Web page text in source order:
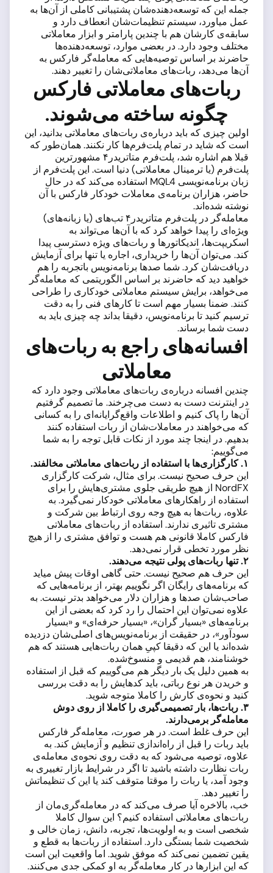
جمله این که توسعه‌‌دهنده‌شان پشتیبانی کاملی از آن‌ها به
عمل میاورد، سیستم تنظیمات‌شان انعطاف دارد و
سابقه‌ی کارشان هم با چندین پارامتر و ابزار معاملاتی
مختلف وجود دارد. در بعضی موارد، توسعه‌دهنده‌ها
حاضرند بر اساس توصیه‌هایی که معامله‌گر فارکس به
آن‌ها می‌دهد، ربات‌های معاملاتی‌شان را تغییر دهند.
ربات‌های معاملاتی فارکس
چگونه ساخته می‌شوند.
اولین چیزی که باید درباره‌ی ربات‌های معاملاتی بدانید، این
است که شاید در تمام پلت‌فرم‌ها کار نکنند. همان‌طور که
قبلا هم اشاره شد، پلت‌فرم متاتریدر۴ مشهورترین
پلت‌فرم (یا ترمینال معاملاتی) دنیا است. این پلت‌فرم از
زبان برنامه‌نویسی MQL4 استفاده می‌کند که در حال
حاضر، هزاران برنامه‌ی معاملات خودکار فارکس با آن
نوشته شده‌اند.
معامله‌گر در پلت‌فرم متاتریدر۴ تب‌های (یا زبانه‌‌های)
ویژه‌ای را پیدا خواهد کرد که با آن‌ها می‌تواند به
اسکریپت‌ها، اندیکاتورها و ربات‌های ویژه دسترسی پیدا
کند. می‌توان آن‌ها را خریداری، اجاره یا تنها برای آزمایش
دریافت‌شان کرد. شما صدها برنامه‌نویس باتجربه را هم
خواهید دید که حاضرند بر اساس الگوریتمی که معامله‌گر
می‌خواهد، برایش سیستم معاملاتی خودکاری را طراحی
کنند. ضمنا بسیار مهم است تا کارهای فنی را به دقت
ترسیم کنید تا برنامه‌نویس، دقیقا بداند چه چیزی باید به
دست شما برساند.
افسانه‌های راجع به ربات‌های
معاملاتی
چندین افسانه درباره‌ی ربات‌های معاملاتی وجود دارد که
در اینترنت دست به دست می‌چرخند. ما تصمیم گرفتیم
آن‌ها را پاک کنیم و اطلاعات واقع‌گرایانه‌ای را به کسانی
که می‌خواهند در معاملات‌شان از ربات استفاده کنند
بدهیم. در اینجا چند مورد از نکات قابل توجه را به شما
می‌گوییم:
۱. کارگزاری‌ها با استفاده از ربات‌های معاملاتی مخالفند.
این حرف صحیح نیست. برای مثال، شرکت کارگزاری
NordFX از هیچ طریقی جلوی مشتری‌هایش را برای
استفاده از راهکارهای معاملاتی خودکار نمی‌گیرد. به
علاوه، ربات‌ها به هیچ وجه روی ارتباط بین شرکت و
مشتری تاثیری ندارند. استفاده از ربات‌های معاملاتی
فارکس کاملا قانونی هم هست و توافق مشتری را از هیچ
نظر مورد تخطی قرار نمی‌دهد.
۲. تنها ربات‌های پولی نتیجه می‌دهند.
این حرف هم صحیح نیست. حتی گاهی اوقات پیش میاید
که برنامه‌های رایگان اگر نگوییم بهتر، از برنامه‌هایی که
صاحب‌شان صدها و هزاران دلار می‌خواهد بدتر نیست. به
علاوه نمی‌توان این احتمال را رد کرد که بعضی از این
برنامه‌های «بسیار گران»، «بسیار حرفه‌ای» و «بسیار
سودآور»، در حقیقت از برنامه‌نویس‌های اصلی‌شان دزدیده
شده‌اند یا این که دقیقا کپیِ همان ربات‌هایی هستند که هم
خوشنامند، هم قدیمی و منسوخ‌شده.
به همین دلیل یک بار دیگر هم می‌گوییم که قبل از استفاده
و خریدن هر نوع رباتی، باید کدهایش را به دقت بررسی
کنید و نحوه‌ی کارش را کاملا متوجه شوید.
۳. ربات‌ها، بار تصمیمی‌گیری را کاملا از روی دوش
معامله‌گر برمی‌دارند.
این حرف غلط است. در هر صورت، معامله‌گر فارکس
باید ربات را قبل از راه‌اندازی تنظیم و آزمایش کند. به
علاوه، توصیه می‌شود که به دقت روی نحوه‌ی معامله‌ی
ربات نظارت داشته باشید تا اگر در شرایط بازار تغییری به
وجود آمد، یا ربات را موقتا متوقف کند یا این ک تنظیماتش
را تغییر دهد.
خب، بالاخره آیا صرف می‌کند که در معامله‌گری‌مان از
ربات‌های معاملاتی استفاده کنیم؟ این سوال کاملا
شخصی است و به اولویت‌ها، تجربه، دانش، زمان خالی و
شخصیت شما بستگی دارد. استفاده از ربات‌ها به قطع و
یقین تضمین نمی‌کند که موفق شوید. اما واقعیت این است
که این ابزارها در کار معامله‌گر به او کمکی جدی می‌کنند.